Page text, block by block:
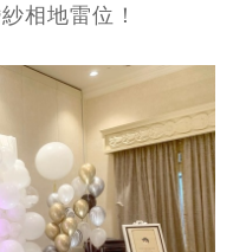
相地雷位！